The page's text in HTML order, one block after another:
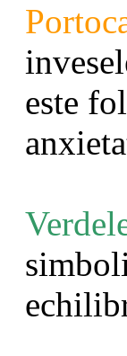
este